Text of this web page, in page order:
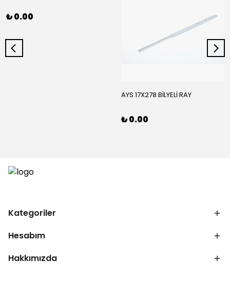
₺ 0.00
AYS.17X278 BİLYELİ RAY
₺ 0.00
Kategoriler
Hesabım
Hakkımızda